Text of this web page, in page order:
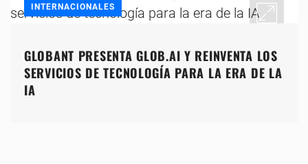
INTERNACIONALES
GLOBANT PRESENTA GLOB.AI Y REINVENTA LOS
SERVICIOS DE TECNOLOGÍA PARA LA ERA DE LA
IA